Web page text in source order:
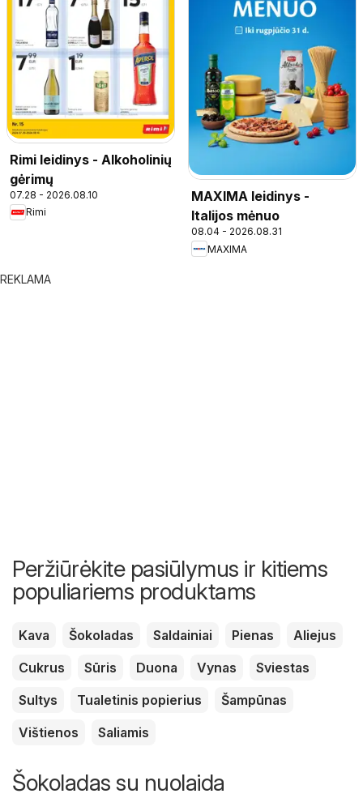
Rimi leidinys - Alkoholinių
gėrimų
07.28 - 2026.08.10
Rimi
MAXIMA leidinys -
Italijos mėnuo
08.04 - 2026.08.31
MAXIMA
REKLAMA
Peržiūrėkite pasiūlymus ir kitiems
populiariems produktams
Kava Šokoladas Saldainiai Pienas
Aliejus
Cukrus
Sūris Duona Vynas
Sviestas
Sultys
Tualetinis popierius
Šampūnas
Vištienos
Saliamis
Šokoladas su nuolaida